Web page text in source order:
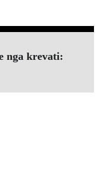
nga krevati: